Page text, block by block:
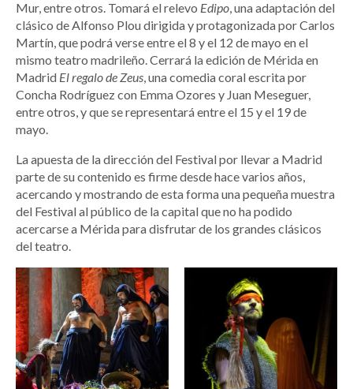
Mur, entre otros. Tomará el relevo Edipo , una adaptación del
clásico de Alfonso Plou dirigida y protagonizada por Carlos
Martín, que podrá verse entre el 8 y el 12 de mayo en el
mismo teatro madrileño. Cerrará la edición de Mérida en
Madrid El regalo de Zeus , una comedia coral escrita por
Concha Rodríguez con Emma Ozores y Juan Meseguer,
entre otros, y que se representará entre el 15 y el 19 de
mayo.
La apuesta de la dirección del Festival por llevar a Madrid
parte de su contenido es firme desde hace varios años,
acercando y mostrando de esta forma una pequeña muestra
del Festival al público de la capital que no ha podido
acercarse a Mérida para disfrutar de los grandes clásicos
del teatro.